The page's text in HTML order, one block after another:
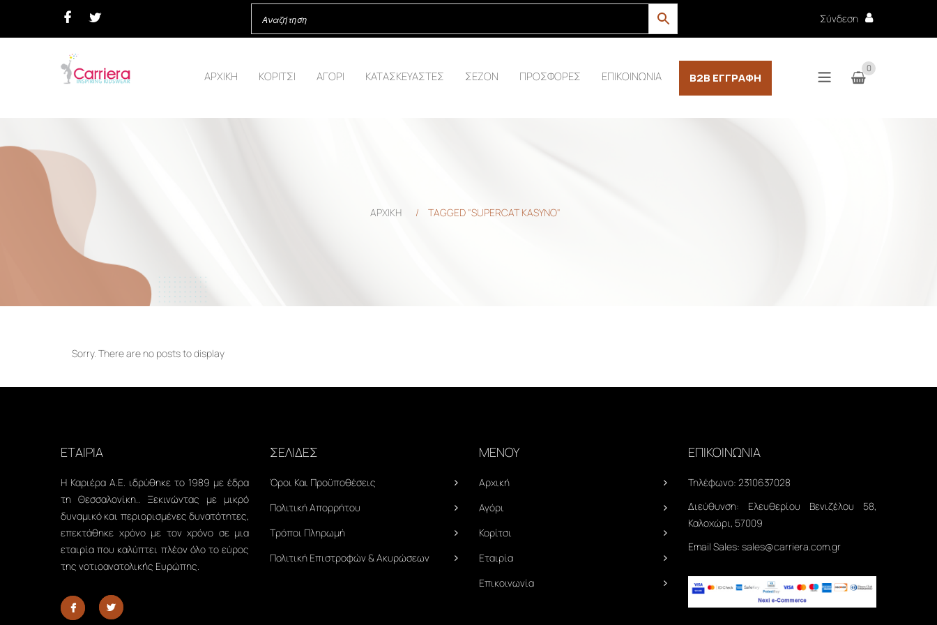
Σύνδεση
ΑΡΧΙΚΗ ΚΟΡΙΤΣΙ ΑΓΟΡΙ ΚΑΤΑΣΚΕΥΑΣΤΕΣ ΣΕΖΟΝ ΠΡΟΣΦΟΡΕΣ ΕΠΙΚΟΙΝΩΝΙΑ B2B ΕΓΓΡΑΦΉ
0
ΑΡΧΙΚΗ / TAGGED "SUPERCAT KASYNO"
Sorry. There are no posts to display
ΕΤΑΙΡΙΑ
Η Καριέρα Α.Ε. ιδρύθηκε το 1989 με έδρα
τη Θεσσαλονίκη.. Ξεκινώντας με μικρό
δυναμικό και περιορισμένες δυνατότητες,
επεκτάθηκε χρόνο με τον χρόνο σε μια
εταιρία που καλύπτει πλέον όλο το εύρος
της νοτιοανατολικής Ευρώπης.
ΣΕΛΙΔΕΣ
Όροι Και Προϋποθέσεις
Πολιτική Απορρήτου
Τρόποι Πληρωμή
Πολιτική Επιστροφών & Ακυρώσεων
ΜΕΝΟΥ
Αρχική
Αγόρι
Κορίτσι
Εταιρία
Επικοινωνία
ΕΠΙΚΟΙΝΩΝΙΑ
Τηλέφωνο: 2310637028
Διεύθυνση: Ελευθερίου Βενιζέλου 58,
Καλοχώρι, 57009
Email Sales: sales@carriera.com.gr